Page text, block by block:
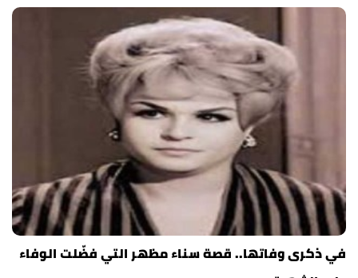
في ذكرى وفاتها.. قصة سناء مظهر التي فضّلت الوفاء